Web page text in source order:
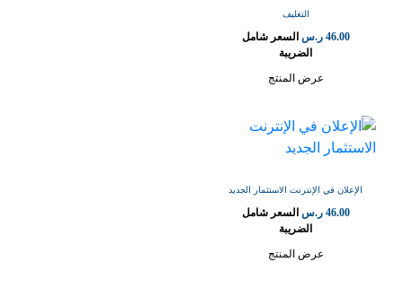
التغليف
46.00 ر.س السعر شامل
الضريبة
عرض المنتج
الإعلان في الإنترنت الاستثمار الجديد
46.00 ر.س السعر شامل
الضريبة
عرض المنتج